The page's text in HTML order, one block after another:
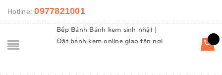
Hotline:0977821001
Bếp Bánh Bánh kem sinh nhật |
Đặt bánh kem online giao tận nơi